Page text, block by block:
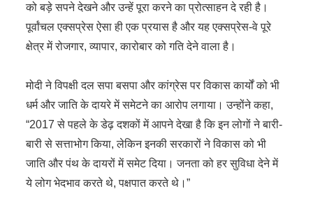
को बड़े सपने देखने और उन्हें पूरा करने का प्रोत्साहन दे रही है।
पूर्वांचल एक्सप्रेस ऐसा ही एक प्रयास है और यह एक्सप्रेस-वे पूरे
क्षेत्र में रोजगार, व्यापार, कारोबार को गति देने वाला है।
मोदी ने विपक्षी दल सपा बसपा और कांग्रेस पर विकास कार्यों को भी
धर्म और जाति के दायरे में समेटने का आरोप लगाया। उन्होंने कहा,
“2017 से पहले के डेढ़ दशकों में आपने देखा है कि इन लोगों ने बारी-
बारी से सत्ताभोग किया, लेकिन इनकी सरकारों ने विकास को भी
जाति और पंथ के दायरों में समेट दिया। जनता को हर सुविधा देने में
ये लोग भेदभाव करते थे, पक्षपात करते थे।”